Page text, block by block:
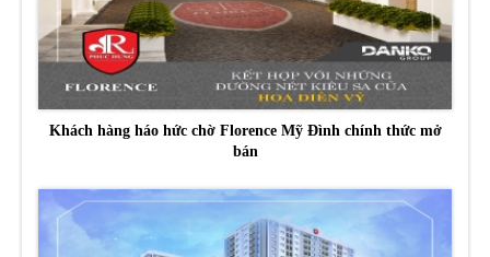
Khách hàng háo hức chờ Florence Mỹ Đình chính thức mở
bán